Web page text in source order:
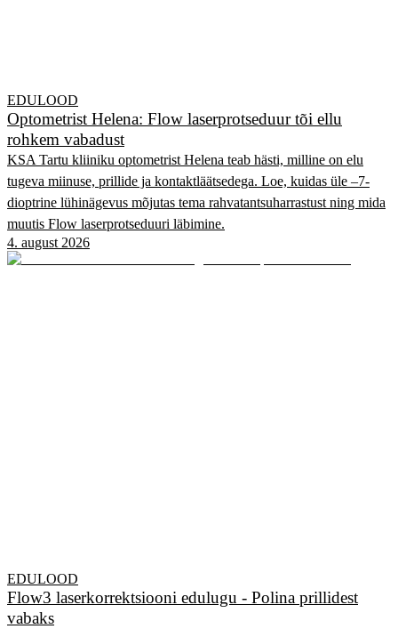
EDULOOD
Optometrist Helena: Flow laserprotseduur tõi ellu
rohkem vabadust
KSA Tartu kliiniku optometrist Helena teab hästi, milline on elu
tugeva miinuse, prillide ja kontaktläätsedega. Loe, kuidas üle –7-
dioptrine lühinägevus mõjutas tema rahvatantsuharrastust ning mida
muutis Flow laserprotseduuri läbimine.
4. august 2026
EDULOOD
Flow3 laserkorrektsiooni edulugu - Polina prillidest
vabaks